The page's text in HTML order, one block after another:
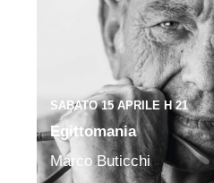
SABATO 15 APRILE H 21
Egittomania
Marco Buticchi